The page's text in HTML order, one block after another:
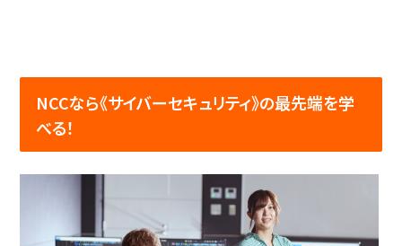
NCCなら《サイバーセキュリティ》の最先端を学
べる！